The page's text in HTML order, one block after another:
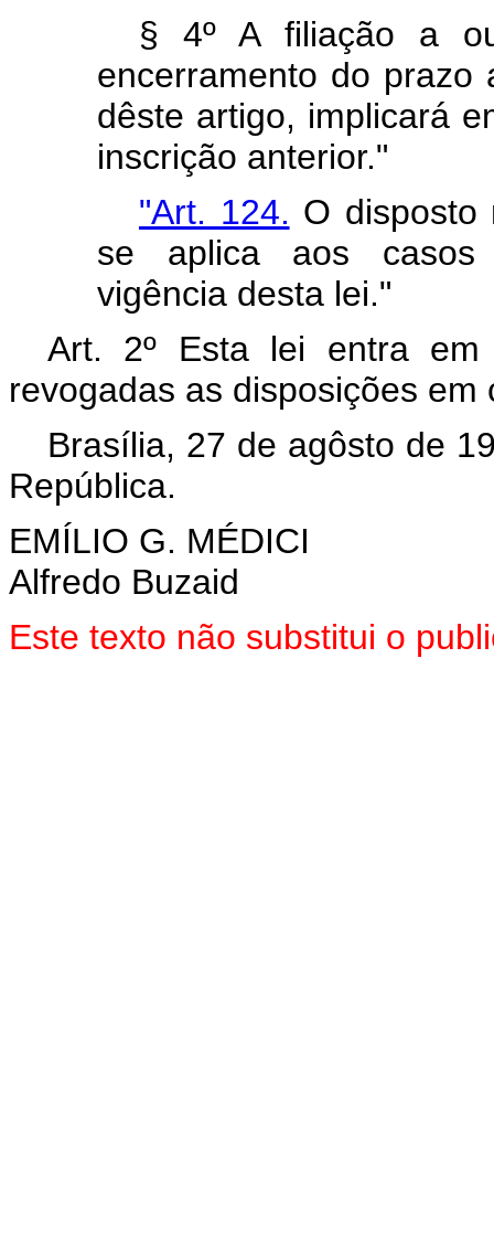
§ 4º A filiação a
encerramento do prazo
dêste artigo, implicará
inscrição anterior."
"Art. 124. O disposto
se aplica aos casos
vigência desta lei."
Art. 2º Esta lei entra
revogadas as disposições em
Brasília, 27 de agôsto de
República.
EMÍLIO G. MÉDICI
Alfredo Buzaid
Este texto não substitui o